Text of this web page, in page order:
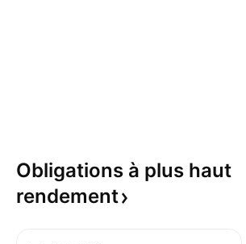
Obligations à plus haut
rendement